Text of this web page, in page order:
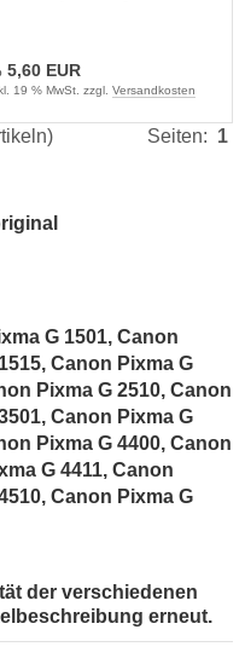
5,60 EUR
19 % MwSt. zzgl. Versandkosten
Seiten: 1
G 1501, Canon
Canon Pixma G
Pixma G 2510, Canon
Canon Pixma G
Pixma G 4400, Canon
G 4411, Canon
Canon Pixma G
der verschiedenen
erneut.